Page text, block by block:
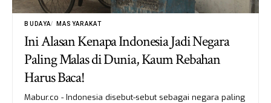
BUDAYA MASYARAKAT
Ini Alasan Kenapa Indonesia Jadi Negara
Paling Malas di Dunia, Kaum Rebahan
Harus Baca!
Mabur.co - Indonesia disebut-sebut sebagai negara paling